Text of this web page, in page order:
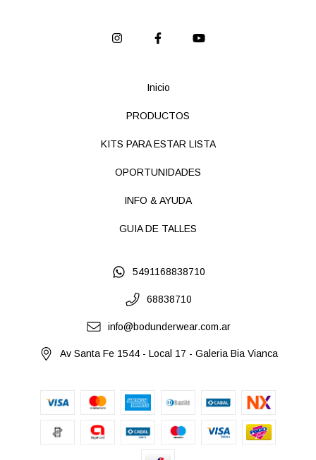
Inicio
PRODUCTOS
KITS PARA ESTAR LISTA
OPORTUNIDADES
INFO & AYUDA
GUIA DE TALLES
5491168838710
68838710
info@bodunderwear.com.ar
Av Santa Fe 1544 - Local 17 - Galeria Bia Vianca